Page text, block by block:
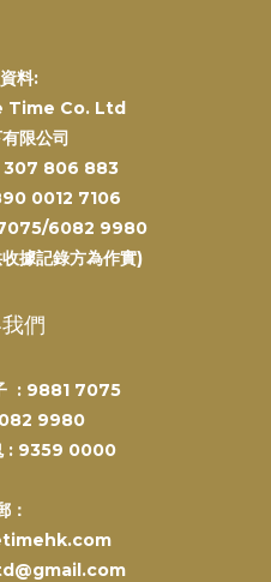
料:
Time Co. Ltd
限公司
307 806 883
0012 7106
7075/6082 9980
據記錄方為作實)
們
: 9881 7075
9980
: 9359 0000
：